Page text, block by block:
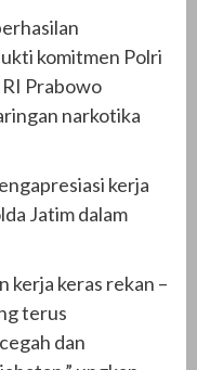
komitmen Polri
Prabowo
narkotika
kerja
Jatim dalam
kerja keras rekan –
terus
dan